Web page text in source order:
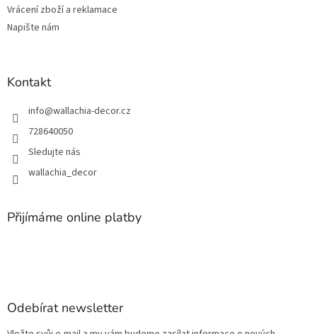
Vrácení zboží a reklamace
Napište nám
Kontakt
info@wallachia-decor.cz
728640050
Sledujte nás
wallachia_decor
Přijímáme online platby
Odebírat newsletter